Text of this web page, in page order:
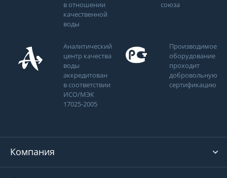
в отношении
качественной
воды
союза
Аналитический
центр качества
воды
аккредитован
в соответствии
ИСО/МЭК
17025-2005
Производимое
оборудование
проходит
добровольную
сертификацию
Компания